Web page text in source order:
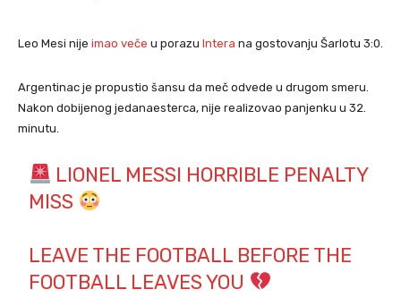
Leo Mesi nije imao veče u porazu Intera na gostovanju Šarlotu 3:0.
Argentinac je propustio šansu da meč odvede u drugom smeru.
Nakon dobijenog jedanaesterca, nije realizovao panjenku u 32.
minutu.
LIONEL MESSI HORRIBLE PENALTY
MISS
LEAVE THE FOOTBALL BEFORE THE
FOOTBALL LEAVES YOU